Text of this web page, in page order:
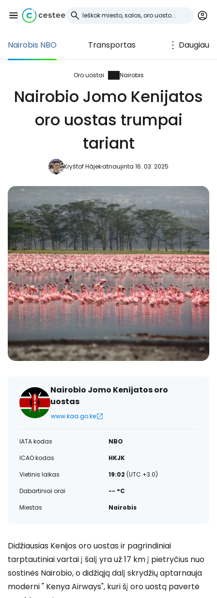
Nairobis NBO Transportas Daugiau
Oro uostai Nairobis
Nairobio Jomo Kenijatos
oro uostas trumpai
tariant
Kryštof Hájekatnaujinta 16. 03. 2025
Nairobio Jomo Kenijatos oro
uostas
www.kaa.go.ke
IATA kodas
NBO
ICAO kodas
HKJK
Vietinis laikas
19:02 (UTC +3.0)
Dabartiniai orai
-- °C
Miestas
Nairobis
Didžiausias Kenijos oro uostas ir pagrindiniai
tarptautiniai vartai į šalį yra už 17 km į pietryčius nuo
sostinės Nairobio, o didžiąją dalį skrydžių aptarnauja
moderni " Kenya Airways", kuri šį oro uostą pavertė
Prisijunkite prie
Cestee
... pasaulinė kelionių bendruomenė
Tęsti su Facebook
Tęsti el. paštu